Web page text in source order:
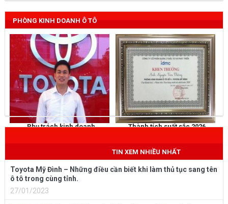
PHÒNG KINH DOANH Ô TÔ
Phụ trách kinh doanh Thành tích suất sắc 2026
TIN XEM NHIỀU NHẤT
Toyota Mỹ Đình – Những điều cần biết khi làm thủ tục sang tên
ô tô trong cùng tỉnh.
27/01/2023